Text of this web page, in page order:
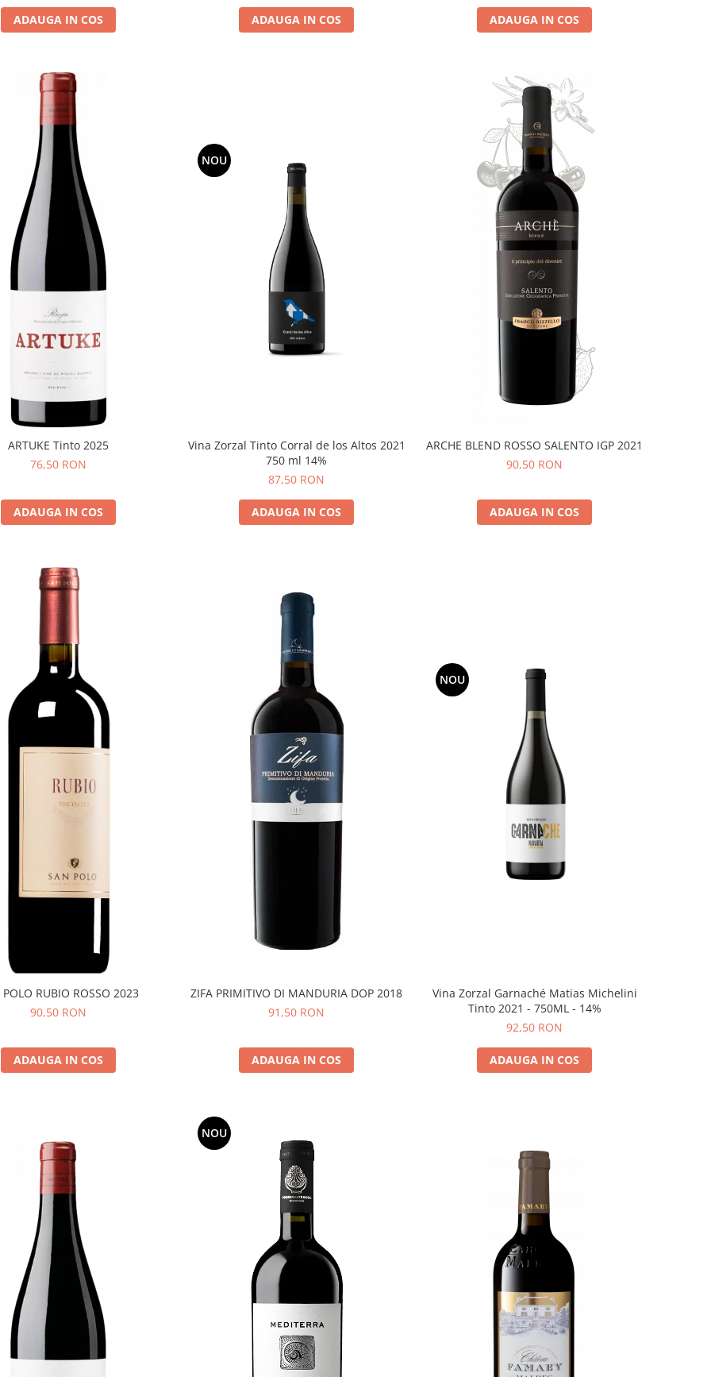
ADAUGA IN COS ADAUGA IN COS ADAUGA IN COS
ARTUKE Tinto 2025
76,50 RON
ADAUGA IN COS
NOU
Vina Zorzal Tinto Corral de los Altos 2021
750 ml 14%
87,50 RON
ADAUGA IN COS
ARCHE BLEND ROSSO SALENTO IGP 2021
90,50 RON
ADAUGA IN COS
POLO RUBIO ROSSO 2023
90,50 RON
ADAUGA IN COS
ZIFA PRIMITIVO DI MANDURIA DOP 2018
91,50 RON
ADAUGA IN COS
NOU
Vina Zorzal Garnaché Matias Michelini
Tinto 2021 - 750ML - 14%
92,50 RON
ADAUGA IN COS
NOU